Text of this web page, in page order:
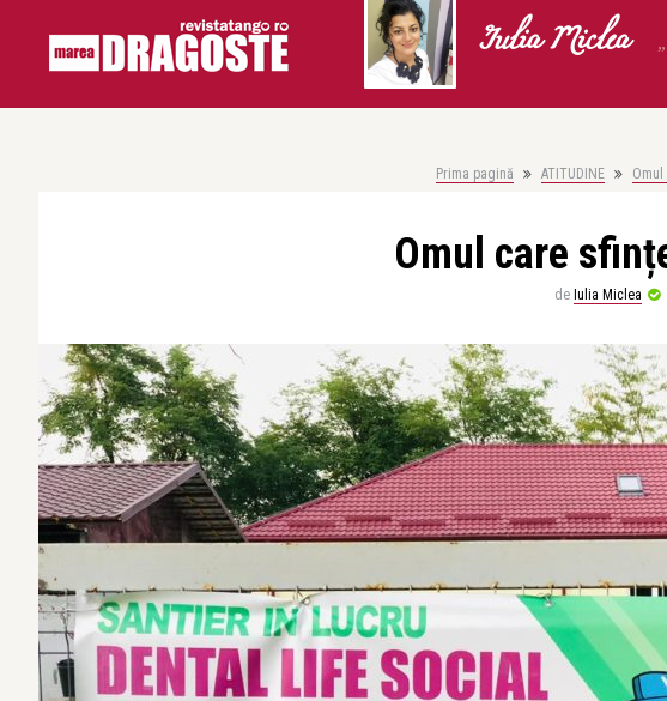
Iulia Miclea
Prima pagină ATITUDINE
Omul care
de Iulia Miclea